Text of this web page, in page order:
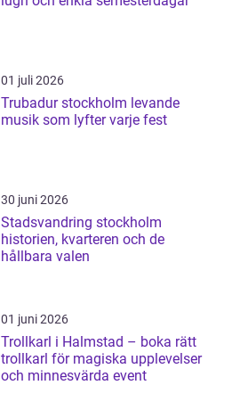
01 juli 2026
Trubadur stockholm levande
musik som lyfter varje fest
30 juni 2026
Stadsvandring stockholm
historien, kvarteren och de
hållbara valen
01 juni 2026
Trollkarl i Halmstad – boka rätt
trollkarl för magiska upplevelser
och minnesvärda event